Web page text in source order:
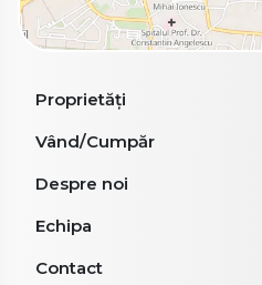
Proprietăți
Vând/Cumpăr
Despre noi
Echipa
Contact